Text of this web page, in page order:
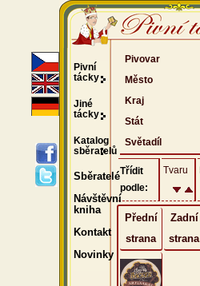
Pivovar
Město
Kraj
Stát
Světadíl
Třídit
podle:
Tvaru
Přední
strana
Zadní
strana
Pivní
tácky
Jiné
tácky
Katalog
sběratelů
Sběratelé
Návštěvní
kniha
Kontakt
Novinky